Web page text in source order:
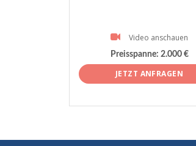
Video anschauen
Preisspanne: 2.000 €
JETZT ANFRAGEN